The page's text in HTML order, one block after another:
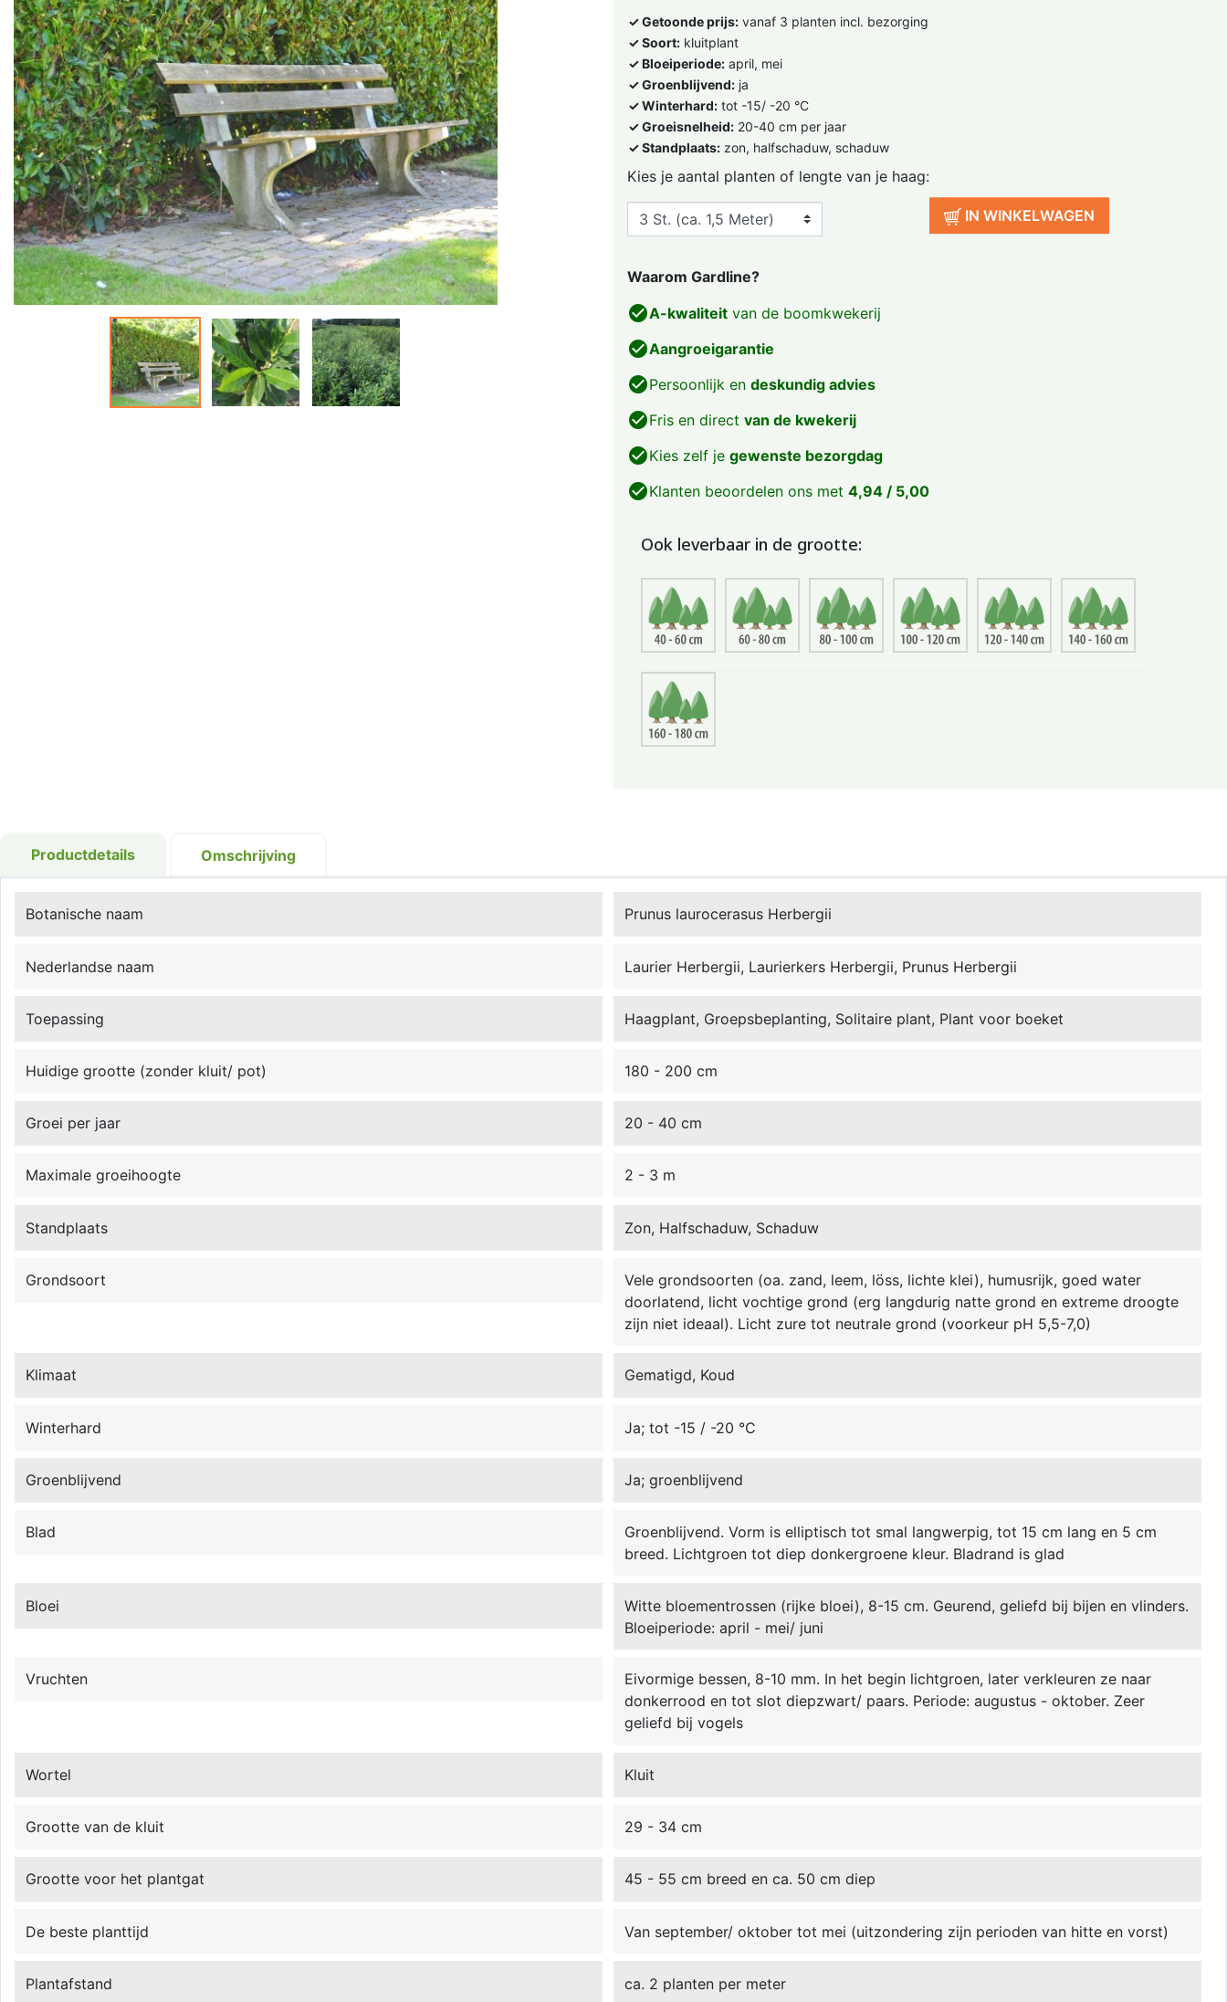
✓ Getoonde prijs:vanaf 3 planten incl. bezorging
✓ Soort:kluitplant
✓ Bloeiperiode:april, mei
✓ Groenblijvend:ja
✓ Winterhard:tot -15/ -20 °C
✓ Groeisnelheid:20-40 cm per jaar
✓ Standplaats:zon, halfschaduw, schaduw
Kies je aantal planten of lengte van je haag:
IN WINKELWAGEN
Waarom Gardline?
check_circleA-kwaliteitvan de boomkwekerij
check_circleAangroeigarantie
check_circlePersoonlijk en deskundig advies
check_circleFris en direct van de kwekerij
check_circleKies zelf je gewenste bezorgdag
check_circleKlanten beoordelen ons met 4,94 / 5,00
Ook leverbaar in de grootte:
Productdetails Omschrijving
Botanische naam Prunus laurocerasus Herbergii
Nederlandse naam Laurier Herbergii, Laurierkers Herbergii, Prunus Herbergii
Toepassing Haagplant, Groepsbeplanting, Solitaire plant, Plant voor boeket
Huidige grootte (zonder kluit/ pot) 180 - 200 cm
Groei per jaar 20 - 40 cm
Maximale groeihoogte 2 - 3 m
Standplaats Zon, Halfschaduw, Schaduw
Grondsoort
Vele grondsoorten (oa. zand, leem, löss, lichte klei), humusrijk, goed water
doorlatend, licht vochtige grond (erg langdurig natte grond en extreme droogte
zijn niet ideaal). Licht zure tot neutrale grond (voorkeur pH 5,5-7,0)
Klimaat Gematigd, Koud
Winterhard Ja; tot -15 / -20 °C
Groenblijvend Ja; groenblijvend
Blad
Groenblijvend. Vorm is elliptisch tot smal langwerpig, tot 15 cm lang en 5 cm
breed. Lichtgroen tot diep donkergroene kleur. Bladrand is glad
Bloei
Witte bloementrossen (rijke bloei), 8-15 cm. Geurend, geliefd bij bijen en vlinders.
Bloeiperiode: april - mei/ juni
Vruchten
Eivormige bessen, 8-10 mm. In het begin lichtgroen, later verkleuren ze naar
donkerrood en tot slot diepzwart/ paars. Periode: augustus - oktober. Zeer
geliefd bij vogels
Wortel Kluit
Grootte van de kluit 29 - 34 cm
Grootte voor het plantgat 45 - 55 cm breed en ca. 50 cm diep
De beste planttijd Van september/ oktober tot mei (uitzondering zijn perioden van hitte en vorst)
Plantafstand ca. 2 planten per meter